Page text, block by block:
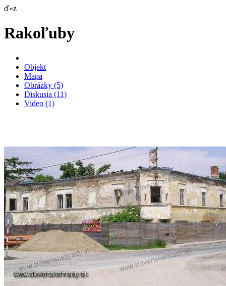
ď»ż
Rakoľuby
Objekt
Mapa
Obrázky (5)
Diskusia (11)
Video (1)